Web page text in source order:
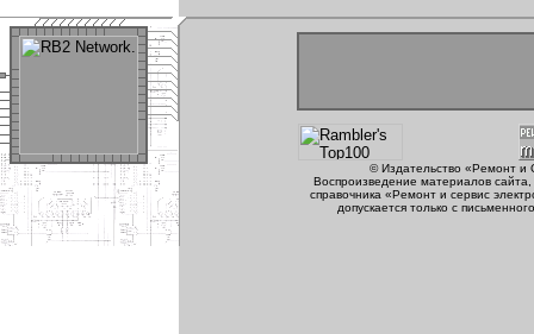
© Издательство «Ремонт
Воспроизведение материалов
справочника «Ремонт и сервис
допускается только с